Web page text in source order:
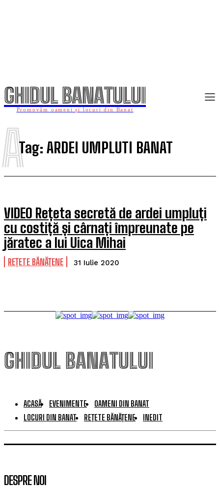
GHIDUL BANATULUI
Promovăm oameni și locuri din Banat
Tag: ARDEI UMPLUTI BANAT
A
VIDEO Rețeta secretă de ardei umpluți
cu costiță și cârnați împreunate pe
jăratec a lui Uica Mihai
REȚETE BĂNĂȚENE 31 Iulie 2020
GHIDUL BANATULUI
ACASĂ EVENIMENTE
OAMENI DIN BANAT
LOCURI DIN BANAT
REȚETE BĂNĂȚENE INEDIT
DESPRE NOI